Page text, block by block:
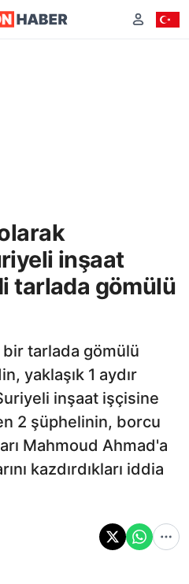
inşaat
tarlada gömülü
tarlada gömülü
yaklaşık 1 aydır
inşaat işçisine
2 şüphelinin, borcu
Mahmoud Ahmad'a
kazdırdıkları iddia